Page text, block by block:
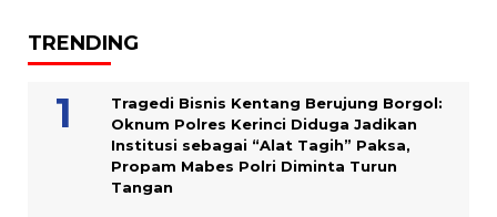
TRENDING
Tragedi Bisnis Kentang Berujung Borgol:
Oknum Polres Kerinci Diduga Jadikan
Institusi sebagai “Alat Tagih” Paksa,
Propam Mabes Polri Diminta Turun
Tangan